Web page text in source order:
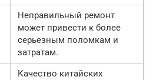
Неправильный ремонт
может привести к более
серьезным поломкам и
затратам.
Качество китайских